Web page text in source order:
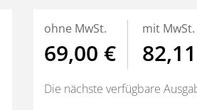
ohne MwSt.
69,00 €
mit MwSt.
Die nächste verfügbare